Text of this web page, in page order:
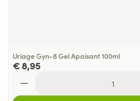
Uriage Gyn-8 Gel Apaisant 100ml
€ 8,95